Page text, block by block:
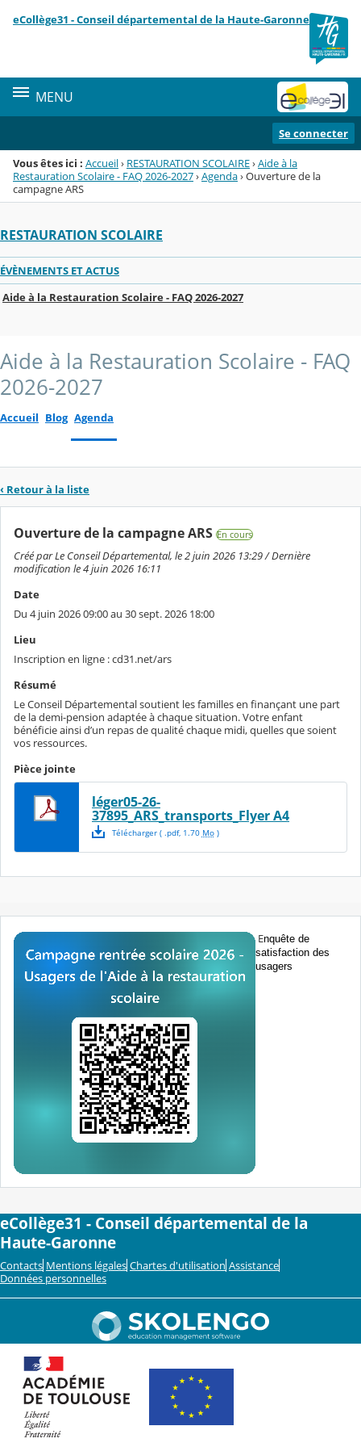
Menu de la rubrique
Contenu
eCollège31 - Conseil départemental de la Haute-Garonne
MENU
Se connecter
Vous êtes ici : Accueil› RESTAURATION SCOLAIRE›Aide à la
Restauration Scolaire - FAQ 2026-2027›Agenda›Ouverture de la
campagne ARS
RESTAURATION SCOLAIRE
ÉVÈNEMENTS ET ACTUS
Aide à la Restauration Scolaire - FAQ 2026-2027
Aide à la Restauration Scolaire - FAQ
2026-2027
Accueil Blog Agenda
‹ Retour à la liste
Ouverture de la campagne ARS En cours
Créé par Le Conseil Départemental, le 2 juin 2026 13:29 / Dernière
modification le 4 juin 2026 16:11
Date
Du 4 juin 2026 09:00 au 30 sept. 2026 18:00
Lieu
Inscription en ligne : cd31.net/ars
Résumé
Le Conseil Départemental soutient les familles en finançant une part
de la demi-pension adaptée à chaque situation. Votre enfant
bénéficie ainsi d’un repas de qualité chaque midi, quelles que soient
vos ressources.
Pièce jointe
léger05-26-
37895_ARS_transports_Flyer A4
Télécharger( .pdf, 1.70 Mo)
Enquête de
satisfaction des
usagers
eCollège31 - Conseil départemental de la
Haute-Garonne
Contacts Mentions légales Chartes d'utilisation Assistance
Données personnelles